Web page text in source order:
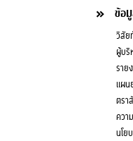
ข้อ
วิสัย
ผู้บริ
ราย
แผน
ตร
ควา
นโย